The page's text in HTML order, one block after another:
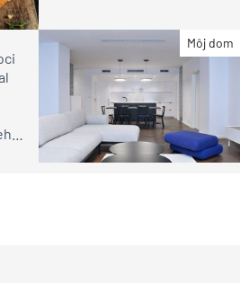
Môj dom